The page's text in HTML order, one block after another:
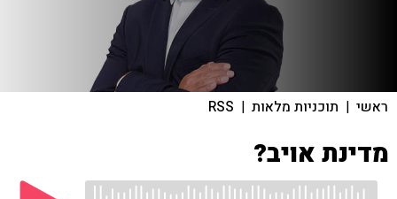
ראשי | תוכניות מלאות |
RSS
מדינת אויב?